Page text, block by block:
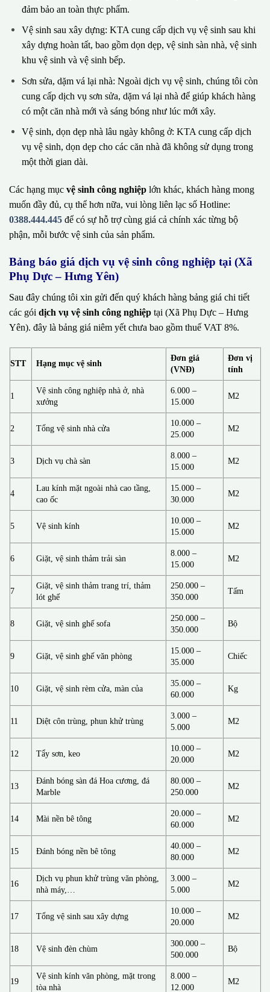
đảm bảo an toàn thực phẩm.
Vệ sinh sau xây dựng: KTA cung cấp dịch vụ vệ sinh sau khi
xây dựng hoàn tất, bao gồm dọn dẹp, vệ sinh sàn nhà, vệ sinh
khu vệ sinh và vệ sinh bếp.
Sơn sửa, dặm vá lại nhà: Ngoài dịch vụ vệ sinh, chúng tôi còn
cung cấp dịch vụ sơn sửa, dặm vá lại nhà để giúp khách hàng
có một căn nhà mới và sáng bóng như lúc mới xây.
Vệ sinh, dọn dẹp nhà lâu ngày không ở: KTA cung cấp dịch
vụ vệ sinh, dọn dẹp cho các căn nhà đã không sử dụng trong
một thời gian dài.
Các hạng mục vệ sinh công nghiệp lớn khác, khách hàng mong
muốn đầy đủ, cụ thể hơn nữa, vui lòng liên lạc số Hotline:
0388.444.445 để có sự hỗ trợ cùng giá cả chính xác từng bộ
phận, mỗi bước vệ sinh của sản phẩm.
Bảng báo giá dịch vụ vệ sinh công nghiệp tại (Xã
Phụ Dực – Hưng Yên)
Sau đây chúng tôi xin gửi đến quý khách hàng bảng giá chi tiết
các gói dịch vụ vệ sinh công nghiệp tại (Xã Phụ Dực – Hưng
Yên). đây là bảng giá niêm yết chưa bao gồm thuế VAT 8%.
STT Hạng mục vệ sinh
Đơn giá
(VNĐ)
Đơn vị
tính
1
Vệ sinh công nghiệp nhà ở, nhà
xưởng
6.000 –
15.000
M2
2 Tổng vệ sinh nhà cửa
10.000 –
25.000
M2
3 Dịch vụ chà sàn
8.000 –
15.000
M2
4
Lau kính mặt ngoài nhà cao tầng,
cao ốc
15.000 –
30.000
M2
5 Vệ sinh kính
10.000 –
15.000
M2
6 Giặt, vệ sinh thảm trải sàn
8.000 –
15.000
M2
7
Giặt, vệ sinh thảm trang trí, thảm
lót ghế
250.000 –
350.000
Tấm
8 Giặt, vệ sinh ghế sofa
250.000 –
350.000
Bộ
9 Giặt, vệ sinh ghế văn phòng
15.000 –
35.000
Chiếc
10 Giặt, vệ sinh rèm cửa, màn của
35.000 –
60.000
Kg
11 Diệt côn trùng, phun khử trùng
3.000 –
5.000
M2
12 Tẩy sơn, keo
10.000 –
20.000
M2
13
Đánh bóng sàn đá Hoa cương, đá
Marble
80.000 –
250.000
M2
14 Mài nền bê tông
20.000 –
60.000
M2
15 Đánh bóng nền bê tông
40.000 –
80.000
M2
16
Dịch vụ phun khử trùng văn phòng,
nhà máy,…
3.000 –
5.000
M2
17 Tổng vệ sinh sau xây dựng
10.000 –
20.000
M2
18 Vệ sinh đèn chùm
300.000 –
500.000
Bộ
19
Vệ sinh kính văn phòng, mặt trong
tòa nhà
8.000 –
12.000
M2